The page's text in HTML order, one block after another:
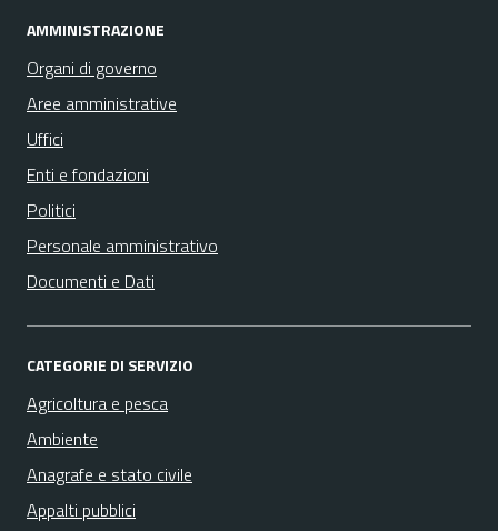
AMMINISTRAZIONE
Organi di governo
Aree amministrative
Uffici
Enti e fondazioni
Politici
Personale amministrativo
Documenti e Dati
CATEGORIE DI SERVIZIO
Agricoltura e pesca
Ambiente
Anagrafe e stato civile
Appalti pubblici